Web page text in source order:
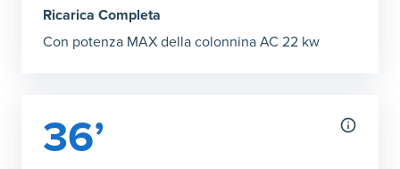
Ricarica Completa
Con potenza MAX della colonnina AC 22 kw
36’